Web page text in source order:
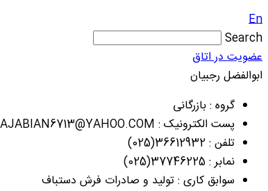
En
Search
عضویت در اتاق
ابوالفضل رجبیان
گروه : بازرگانی
پست الکترونیک : RAJABIAN6713@YAHOO.COM
تلفن : 36612932(025)
نمابر : 37746225(025)
سوابق کاری : تولید و صادرات فرش دستباف